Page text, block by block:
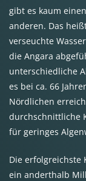
gibt es kaum
anderen. Das
verseuchte
die Angara
unterschiedliche
es bei ca. 66
Nördlichen
durchschnittliche
für geringes
Die erfolgreichste
ein anderthalb